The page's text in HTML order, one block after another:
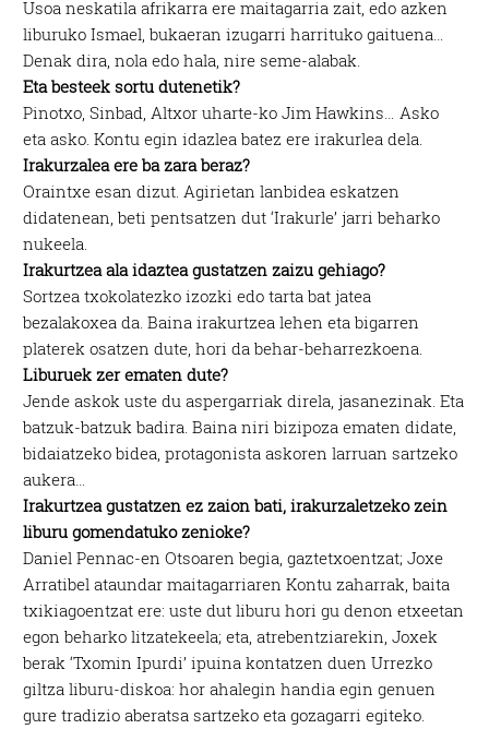
Usoa neskatila afrikarra ere maitagarria zait, edo azken
liburuko Ismael, bukaeran izugarri harrituko gaituena…
Denak dira, nola edo hala, nire seme-alabak.
Eta besteek sortu dutenetik?
Pinotxo, Sinbad, Altxor uharte-ko Jim Hawkins… Asko
eta asko. Kontu egin idazlea batez ere irakurlea dela.
Irakurzalea ere ba zara beraz?
Oraintxe esan dizut. Agirietan lanbidea eskatzen
didatenean, beti pentsatzen dut ‘Irakurle’ jarri beharko
nukeela.
Irakurtzea ala idaztea gustatzen zaizu gehiago?
Sortzea txokolatezko izozki edo tarta bat jatea
bezalakoxea da. Baina irakurtzea lehen eta bigarren
platerek osatzen dute, hori da behar-beharrezkoena.
Liburuek zer ematen dute?
Jende askok uste du aspergarriak direla, jasanezinak. Eta
batzuk-batzuk badira. Baina niri bizipoza ematen didate,
bidaiatzeko bidea, protagonista askoren larruan sartzeko
aukera…
Irakurtzea gustatzen ez zaion bati, irakurzaletzeko zein
liburu gomendatuko zenioke?
Daniel Pennac-en Otsoaren begia, gaztetxoentzat; Joxe
Arratibel ataundar maitagarriaren Kontu zaharrak, baita
txikiagoentzat ere: uste dut liburu hori gu denon etxeetan
egon beharko litzatekeela; eta, atrebentziarekin, Joxek
berak ‘Txomin Ipurdi’ ipuina kontatzen duen Urrezko
giltza liburu-diskoa: hor ahalegin handia egin genuen
gure tradizio aberatsa sartzeko eta gozagarri egiteko.